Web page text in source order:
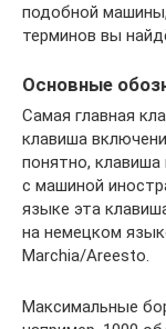
подобной
терминов вы
Основные
Самая главная
клавиша
понятно,
с машиной
языке эта
на немецком
Marchia/Areesto.
Максимальные